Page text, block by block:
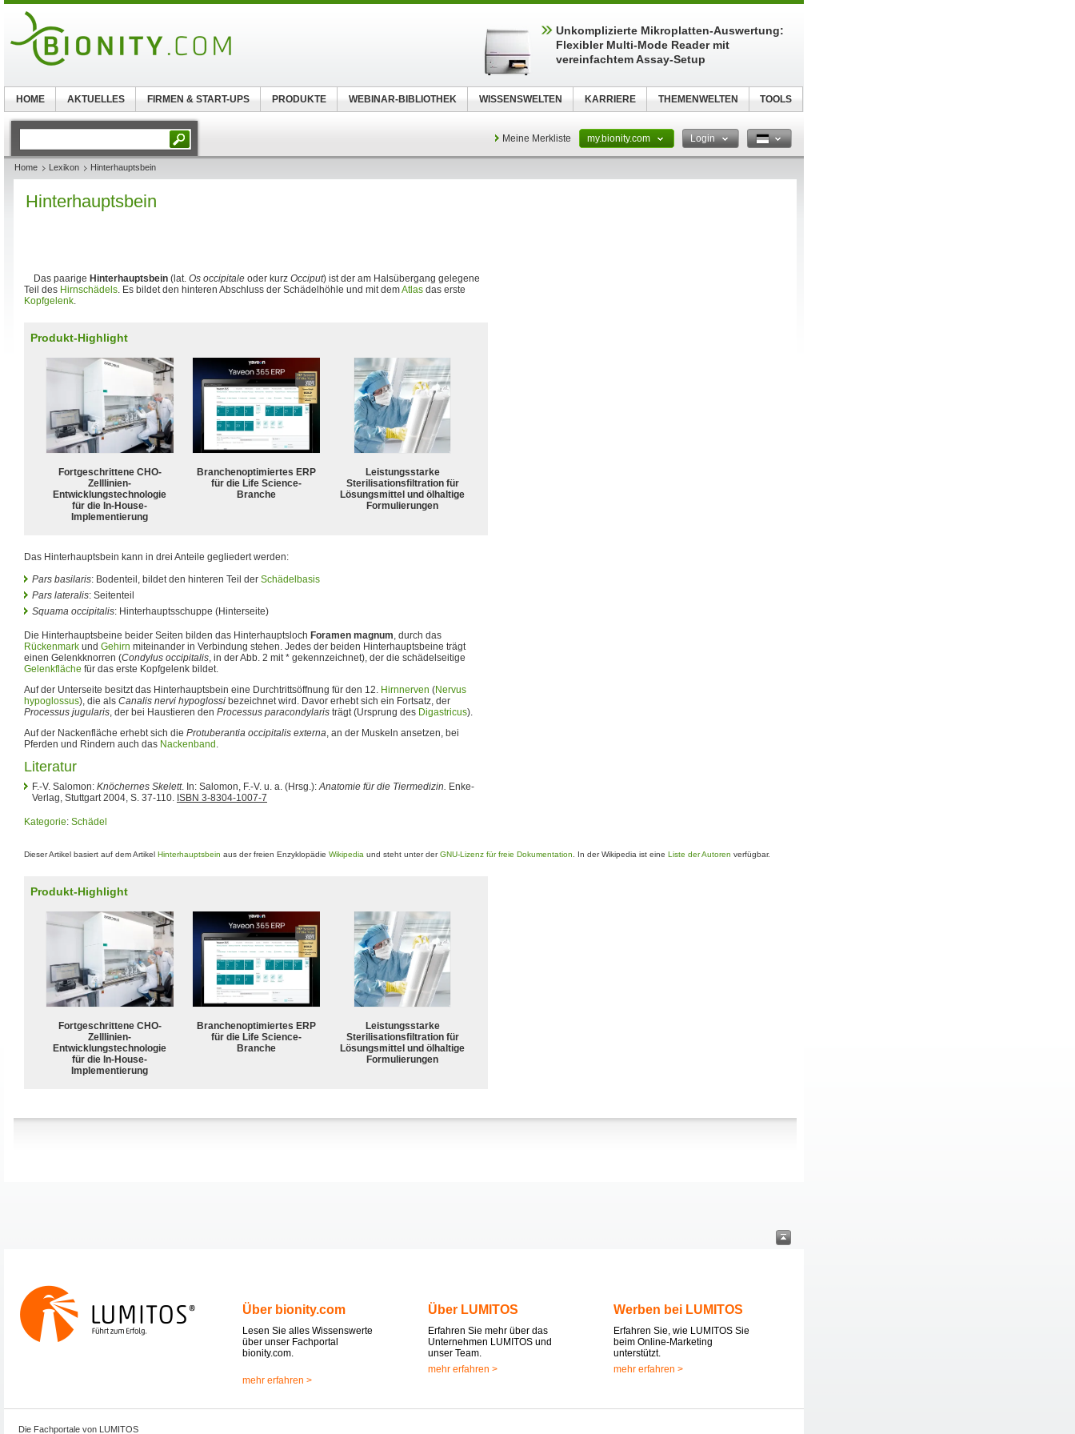
Meine Merkliste my.bionity.com Login
Home Lexikon Hinterhauptsbein
Hinterhauptsbein
Das paarige Hinterhauptsbein (lat. Os occipitale oder kurz Occiput) ist der am Halsübergang gelegene
Teil des Hirnschädels. Es bildet den hinteren Abschluss der Schädelhöhle und mit demAtlas das erste
Kopfgelenk.
Produkt-Highlight
Fortgeschrittene CHO-
Zelllinien-
Entwicklungstechnologie
für die In-House-
Implementierung
Branchenoptimiertes ERP
für die Life Science-
Branche
Leistungsstarke
Sterilisationsfiltration für
Lösungsmittel und ölhaltige
Formulierungen
Das Hinterhauptsbein kann in drei Anteile gegliedert werden:
Pars basilaris: Bodenteil, bildet den hinteren Teil der Schädelbasis
Pars lateralis: Seitenteil
Squama occipitalis: Hinterhauptsschuppe (Hinterseite)
Die Hinterhauptsbeine beider Seiten bilden das Hinterhauptsloch Foramen magnum, durch das
Rückenmark und Gehirn miteinander in Verbindung stehen. Jedes der beiden Hinterhauptsbeine trägt
einen Gelenkknorren (Condylus occipitalis, in der Abb. 2 mit * gekennzeichnet), der die schädelseitige
Gelenkfläche für das erste Kopfgelenk bildet.
Auf der Unterseite besitzt das Hinterhauptsbein eine Durchtrittsöffnung für den 12. Hirnnerven (Nervus
hypoglossus), die als Canalis nervi hypoglossi bezeichnet wird. Davor erhebt sich ein Fortsatz, der
Processus jugularis, der bei Haustieren den Processus paracondylaris trägt (Ursprung des Digastricus).
Auf der Nackenfläche erhebt sich die Protuberantia occipitalis externa, an der Muskeln ansetzen, bei
Pferden und Rindern auch das Nackenband .
Literatur
F.-V. Salomon: Knöchernes Skelett. In: Salomon, F.-V. u. a. (Hrsg.):Anatomie für die Tiermedizin. Enke-
Verlag, Stuttgart 2004, S. 37-110. ISBN 3-8304-1007-7
Kategorie: Schädel
Dieser Artikel basiert auf dem Artikel Hinterhauptsbein aus der freien Enzyklopädie Wikipedia und steht unter derGNU-Lizenz für freie Dokumentation . In der Wikipedia ist eine Liste der Autoren verfügbar.
Produkt-Highlight
Fortgeschrittene CHO-
Zelllinien-
Entwicklungstechnologie
für die In-House-
Implementierung
Branchenoptimiertes ERP
für die Life Science-
Branche
Leistungsstarke
Sterilisationsfiltration für
Lösungsmittel und ölhaltige
Formulierungen
Über bionity.com
Lesen Sie alles Wissenswerte
über unser Fachportal
bionity.com.
mehr erfahren >
Über LUMITOS
Erfahren Sie mehr über das
Unternehmen LUMITOS und
unser Team.
mehr erfahren >
Werben bei LUMITOS
Erfahren Sie, wie LUMITOS Sie
beim Online-Marketing
unterstützt.
mehr erfahren >
Die Fachportale von LUMITOS
Unkomplizierte Mikroplatten-Auswertung:
Flexibler Multi-Mode Reader mit
vereinfachtem Assay-Setup
HOME AKTUELLES FIRMEN & START-UPS PRODUKTE WEBINAR-BIBLIOTHEK WISSENSWELTEN KARRIERE THEMENWELTEN TOOLS